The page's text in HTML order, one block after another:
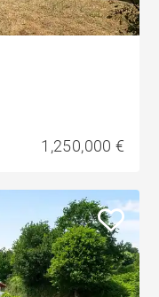
1,250,000 €